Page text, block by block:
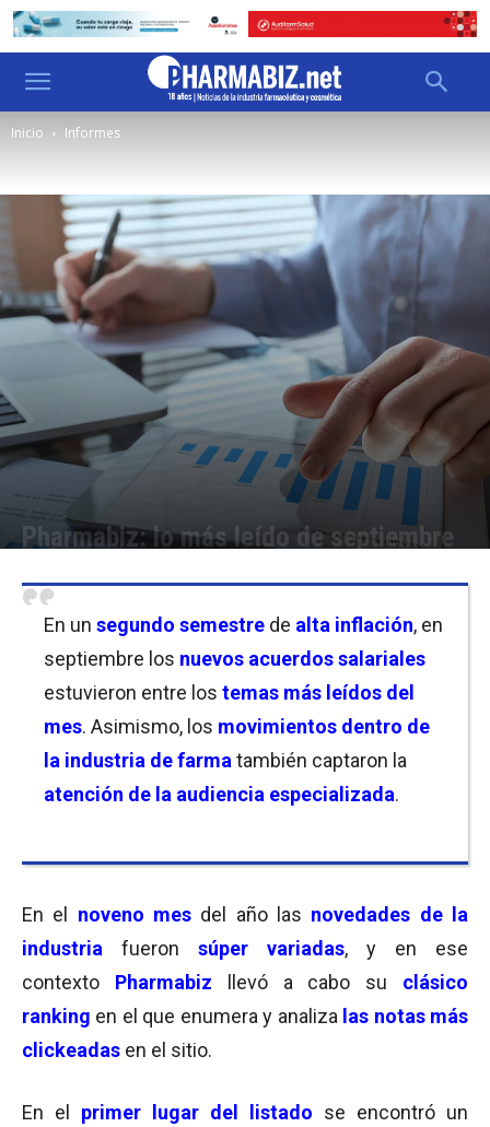
Inicio Informes
Pharmabiz: lo más leído de septiembre
En un segundo semestre de alta inflación, en
septiembre los nuevos acuerdos salariales
estuvieron entre los temas más leídos del
mes. Asimismo, los movimientos dentro de
la industria de farma también captaron la
atención de la audiencia especializada.
En el noveno mes del año las novedades de la
industria
fueron súper variadas, y en ese
contexto Pharmabiz llevó a cabo su
clásico
ranking en el que enumera y analiza las notas más
clickeadas en el sitio.
En el primer lugar del listado se encontró un